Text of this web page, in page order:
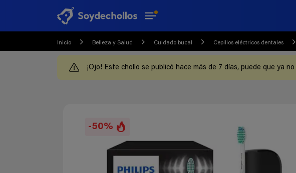
Inicio Belleza y Salud Cuidado bucal Cepillos eléctricos dentales
¡Ojo! Este chollo se publicó hace más de 7 días, puede que ya
-50%